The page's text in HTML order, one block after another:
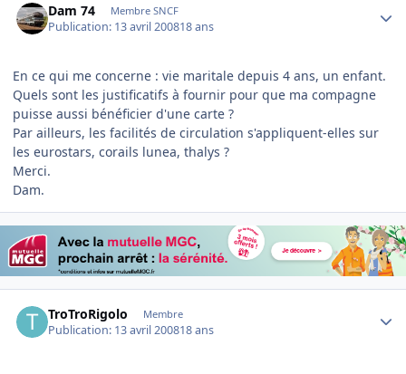
Dam 74 Membre SNCF
Publication: 13 avril 200818 ans
En ce qui me concerne : vie maritale depuis 4 ans, un enfant.
Quels sont les justificatifs à fournir pour que ma compagne
puisse aussi bénéficier d'une carte ?
Par ailleurs, les facilités de circulation s'appliquent-elles sur
les eurostars, corails lunea, thalys ?
Merci.
Dam.
TroTroRigolo Membre
Publication: 13 avril 200818 ans